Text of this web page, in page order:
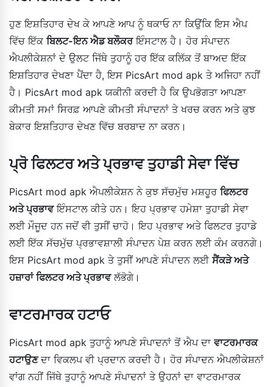
ਹੁਣ ਇਸ਼ਤਿਹਾਰ ਦੇਖ ਕੇ ਆਪਣੇ ਆਪ ਨੂੰ ਥਕਾਓ ਨਾ ਕਿਉਂਕਿ ਇਸ ਐਪ
ਵਿੱਚ ਇੱਕ ਬਿਲਟ-ਇਨ ਐਡ ਬਲੌਕਰਇੰਸਟਾਲ ਹੈ। ਹੋਰ ਸੰਪਾਦਨ
ਐਪਲੀਕੇਸ਼ਨਾਂ ਦੇ ਉਲਟ ਜਿੱਥੇ ਤੁਹਾਨੂੰ ਹਰ ਇੱਕ ਕਲਿੱਕ ਤੋਂ ਬਾਅਦ ਇੱਕ
ਇਸ਼ਤਿਹਾਰ ਦੇਖਣਾ ਪੈਂਦਾ ਹੈ, ਇਸ PicsArt mod apk ਤੇ ਅਜਿਹਾ ਨਹੀਂ
ਹੈ। PicsArt mod apk ਯਕੀਨੀ ਕਰਦੀ ਹੈ ਕਿ ਉਪਭੋਗਤਾ ਆਪਣਾ
ਕੀਮਤੀ ਸਮਾਂ ਸਿਰਫ਼ ਆਪਣੇ ਕੀਮਤੀ ਸੰਪਾਦਨਾਂ ਤੇ ਖਰਚ ਕਰਨ ਅਤੇ ਕੁਝ
ਬੇਕਾਰ ਇਸ਼ਤਿਹਾਰ ਦੇਖਣ ਵਿੱਚ ਬਰਬਾਦ ਨਾ ਕਰਨ।
ਪ੍ਰੋ ਫਿਲਟਰ ਅਤੇ ਪ੍ਰਭਾਵ ਤੁਹਾਡੀ ਸੇਵਾ ਵਿੱਚ
PicsArt mod apk ਐਪਲੀਕੇਸ਼ਨ ਨੇ ਕੁਝ ਸੱਚਮੁੱਚ ਮਸ਼ਹੂਰ ਫਿਲਟਰ
ਅਤੇ ਪ੍ਰਭਾਵਇੰਸਟਾਲ ਕੀਤੇ ਹਨ। ਇਹ ਪ੍ਰਭਾਵ ਹਮੇਸ਼ਾ ਤੁਹਾਡੀ ਸੇਵਾ
ਲਈ ਮੌਜੂਦ ਹਨ ਜਦੋਂ ਵੀ ਤੁਸੀਂ ਚਾਹੋ। ਇਹ ਪ੍ਰਭਾਵ ਅਤੇ ਫਿਲਟਰ ਤੁਹਾਡੇ
ਲਈ ਇੱਕ ਸੱਚਮੁੱਚ ਪ੍ਰਭਾਵਸ਼ਾਲੀ ਸੰਪਾਦਨ ਪੇਸ਼ ਕਰਨ ਲਈ ਕੰਮ ਕਰਨਗੇ।
ਇਸ PicsArt mod apk ਤੇ ਤੁਸੀਂ ਆਪਣੇ ਸੰਪਾਦਨ ਲਈ ਸੈਂਕੜੇ ਅਤੇ
ਹਜ਼ਾਰਾਂ ਫਿਲਟਰ ਅਤੇ ਪ੍ਰਭਾਵਲੱਭੋਗੇ।
ਵਾਟਰਮਾਰਕ ਹਟਾਓ
PicsArt mod apk ਤੁਹਾਨੂੰ ਆਪਣੇ ਸੰਪਾਦਨਾਂ ਤੋਂ ਐਪ ਦਾ ਵਾਟਰਮਾਰਕ
ਹਟਾਉਣਦਾ ਵਿਕਲਪ ਵੀ ਪ੍ਰਦਾਨ ਕਰਦੀ ਹੈ। ਹੋਰ ਸੰਪਾਦਨ ਐਪਲੀਕੇਸ਼ਨਾਂ
ਵਾਂਗ ਨਹੀਂ ਜਿੱਥੇ ਤੁਹਾਨੂੰ ਆਪਣੇ ਸੰਪਾਦਨਾਂ ਤੇ ਉਹਨਾਂ ਦਾ ਵਾਟਰਮਾਰਕ